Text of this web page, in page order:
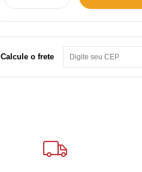
Calcule o frete